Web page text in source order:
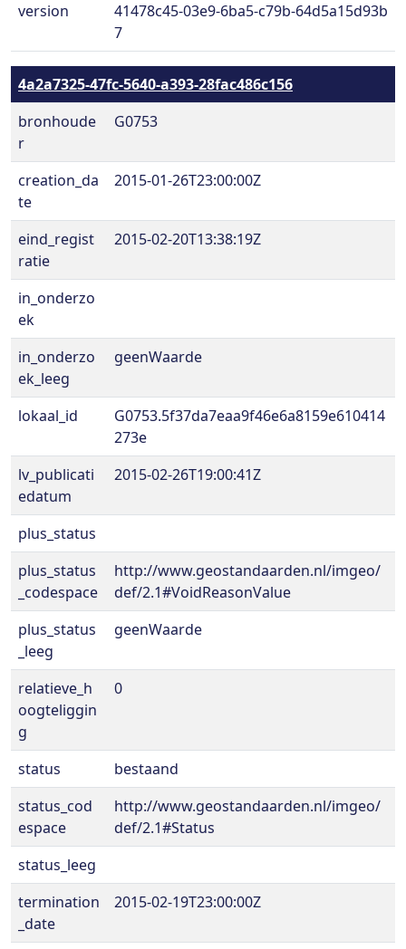
version
41478c45-03e9-6ba5-c79b-64d5a15d93b
7
4a2a7325-47fc-5640-a393-28fac486c156
bronhoude
r
G0753
creation_da
te
2015-01-26T23:00:00Z
eind_regist
ratie
2015-02-20T13:38:19Z
in_onderzo
ek
in_onderzo
ek_leeg
geenWaarde
lokaal_id
G0753.5f37da7eaa9f46e6a8159e610414
273e
lv_publicati
edatum
2015-02-26T19:00:41Z
plus_status
plus_status
_codespace
http://www.geostandaarden.nl/imgeo/
def/2.1#VoidReasonValue
plus_status
_leeg
geenWaarde
relatieve_h
oogteliggin
g
0
status
bestaand
status_cod
espace
http://www.geostandaarden.nl/imgeo/
def/2.1#Status
status_leeg
termination
_date
2015-02-19T23:00:00Z